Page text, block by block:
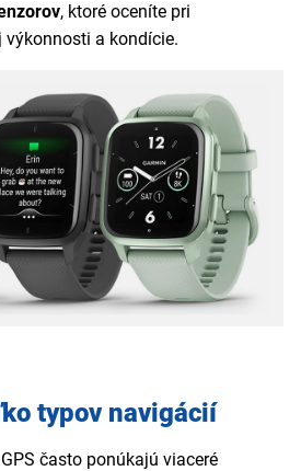
, ktoré oceníte pri
a kondície.
typov navigácií
často ponúkajú viaceré